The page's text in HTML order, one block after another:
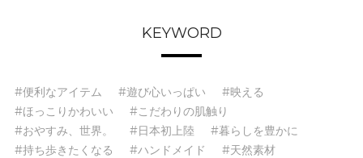
KEYWORD
#便利なアイテム #遊び心いっぱい
#映える
#ほっこりかわいい
#こだわりの肌触り
#おやすみ、世界。
#日本初上陸
#暮らしを豊かに
#持ち歩きたくなる
#ハンドメイド
#天然素材